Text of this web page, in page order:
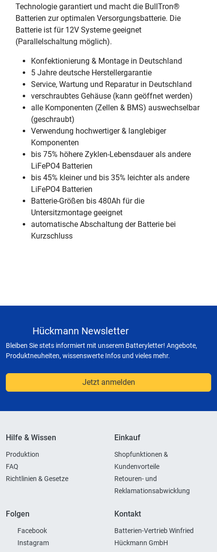
Technologie garantiert und macht die BullTron®
Batterien zur optimalen Versorgungsbatterie. Die
Batterie ist für 12V Systeme geeignet
(Parallelschaltung möglich).
Konfektionierung & Montage in Deutschland
5 Jahre deutsche Herstellergarantie
Service, Wartung und Reparatur in Deutschland
verschraubtes Gehäuse (kann geöffnet werden)
alle Komponenten (Zellen & BMS) auswechselbar
(geschraubt)
Verwendung hochwertiger & langlebiger
Komponenten
bis 75% höhere Zyklen-Lebensdauer als andere
LiFePO4 Batterien
bis 45% kleiner und bis 35% leichter als andere
LiFePO4 Batterien
Batterie-Größen bis 480Ah für die
Untersitzmontage geeignet
automatische Abschaltung der Batterie bei
Kurzschluss
Hückmann Newsletter
Bleiben Sie stets informiert mit unserem Batteryletter! Angebote,
Produktneuheiten, wissenswerte Infos und vieles mehr.
Jetzt anmelden
Hilfe & Wissen
Produktion
FAQ
Richtlinien & Gesetze
Einkauf
Shopfunktionen &
Kundenvorteile
Retouren- und
Reklamationsabwicklung
Folgen
Facebook
Instagram
Kontakt
Batterien-Vertrieb Winfried
Hückmann GmbH